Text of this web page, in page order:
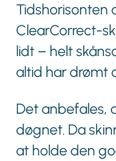
ClearCorrect-
lidt – helt
altid har drømt
Det anbefales,
døgnet. Da
at holde den